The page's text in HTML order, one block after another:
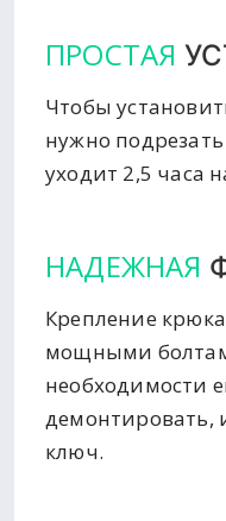
ПРОСТАЯ
Чтобы
нужно
уходит 2,5 часа
НАДЕЖНАЯ
Крепление
мощными
необходимости
демонтировать,
ключ.